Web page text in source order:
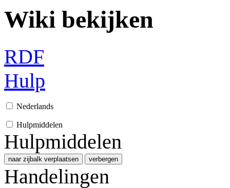
Wiki bekijken
RDF
Hulp
Nederlands
Hulpmiddelen
Hulpmiddelen
naar zijbalk verplaatsen verbergen
Handelingen